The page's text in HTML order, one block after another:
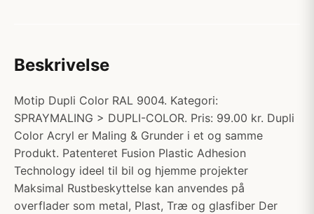
Beskrivelse
Motip Dupli Color RAL 9004. Kategori:
SPRAYMALING > DUPLI-COLOR. Pris: 99.00 kr. Dupli
Color Acryl er Maling & Grunder i et og samme
Produkt. Patenteret Fusion Plastic Adhesion
Technology ideel til bil og hjemme projekter
Maksimal Rustbeskyttelse kan anvendes på
overflader som metal, Plast, Træ og glasfiber Der